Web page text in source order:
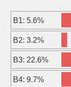
B1: 5.6%
B2: 3.2%
B3: 22.6%
B4: 9.7%